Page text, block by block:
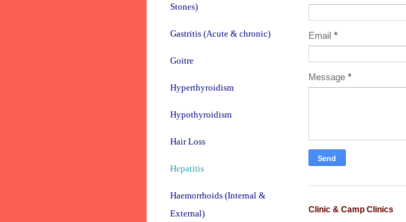
Email *
Message *
Clinic & Camp Clinics
Stones)
Gastritis (Acute & chronic)
Goitre
Hyperthyroidism
Hypothyroidism
Hair Loss
Hepatitis
Haemorrhoids (Internal &
External)